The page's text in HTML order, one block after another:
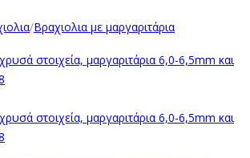
/Βραχιολια με μαργαριτάρια